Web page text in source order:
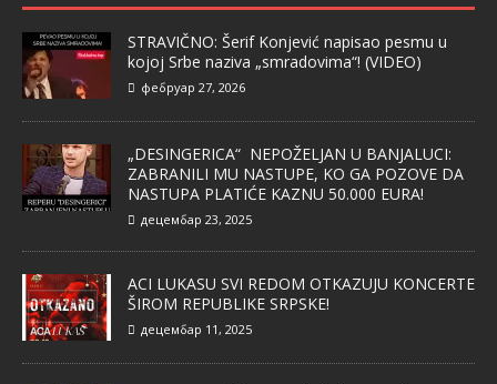
STRAVIČNO: Šerif Konjević napisao pesmu u
kojoj Srbe naziva „smradovima“! (VIDEO)
фебруар 27, 2026
„DESINGERICA“ NEPOŽELJAN U BANJALUCI:
ZABRANILI MU NASTUPE, KO GA POZOVE DA
NASTUPA PLATIĆE KAZNU 50.000 EURA!
децембар 23, 2025
ACI LUKASU SVI REDOM OTKAZUJU KONCERTE
ŠIROM REPUBLIKE SRPSKE!
децембар 11, 2025